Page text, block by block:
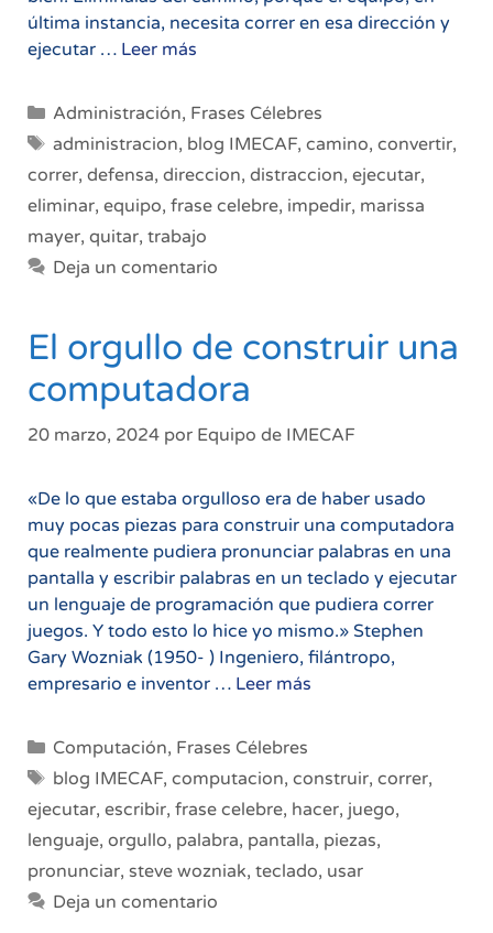
última instancia, necesita correr en esa dirección y
ejecutar … Leer más
es
Categorías
Administración, Frases Célebres
Etiquetas
administracion, blog IMECAF, camino, convertir,
correr, defensa, direccion, distraccion, ejecutar,
eliminar, equipo, frase celebre, impedir, marissa
mayer, quitar, trabajo
Deja un comentario
El orgullo de construir una
computadora
20 marzo, 2024 por Equipo de IMECAF
«De lo que estaba orgulloso era de haber usado
muy pocas piezas para construir una computadora
que realmente pudiera pronunciar palabras en una
pantalla y escribir palabras en un teclado y ejecutar
un lenguaje de programación que pudiera correr
juegos. Y todo esto lo hice yo mismo.» Stephen
Gary Wozniak (1950- ) Ingeniero, filántropo,
empresario e inventor … Leer más
una
computadora
Categorías
Computación, Frases Célebres
Etiquetas
blog IMECAF, computacion, construir, correr,
ejecutar, escribir, frase celebre, hacer, juego,
lenguaje, orgullo, palabra, pantalla, piezas,
pronunciar, steve wozniak, teclado, usar
Deja un comentario